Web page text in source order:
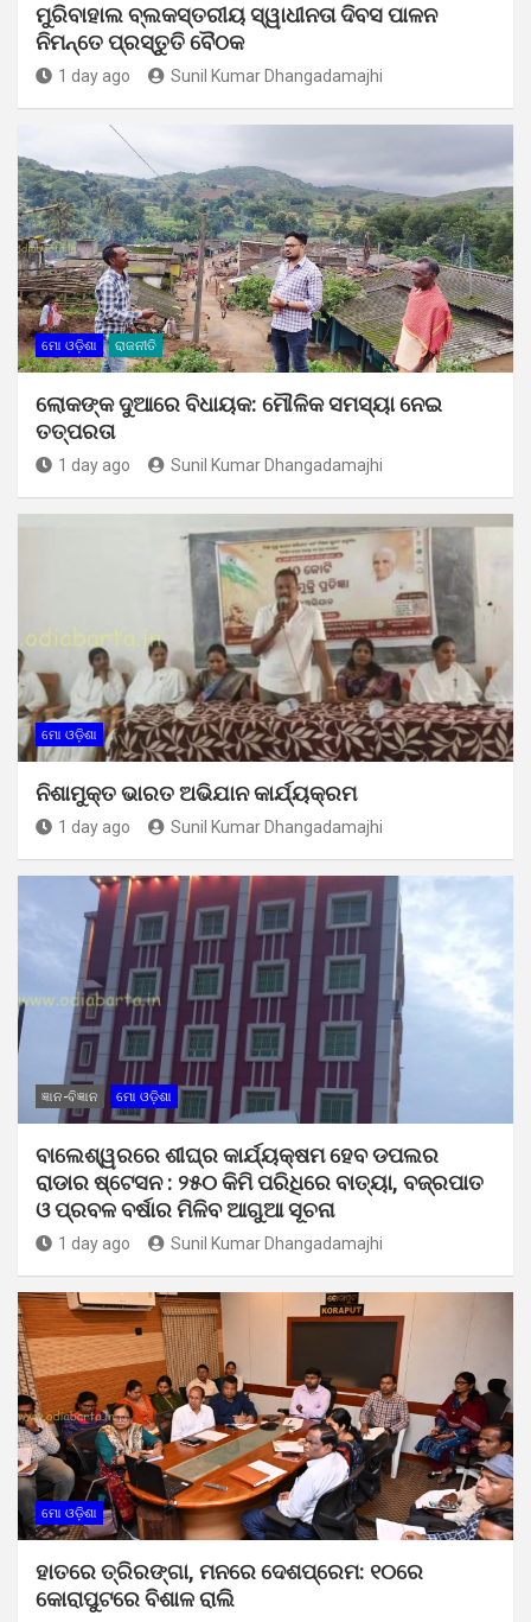
ମୁରିବାହାଲ ବ୍ଲକସ୍ତରୀୟ ସ୍ୱାଧୀନତା ଦିବସ ପାଳନ
ନିମନ୍ତେ ପ୍ରସ୍ତୁତି ବୈଠକ
1 day ago Sunil Kumar Dhangadamajhi
ମୋ ଓଡ଼ିଶା ରାଜନୀତି
ଲୋକଙ୍କ ଦୁଆରେ ବିଧାୟକ: ମୌଳିକ ସମସ୍ୟା ନେଇ
ତତ୍ପରତା
1 day ago Sunil Kumar Dhangadamajhi
ମୋ ଓଡ଼ିଶା
ନିଶାମୁକ୍ତ ଭାରତ ଅଭିଯାନ କାର୍ଯ୍ୟକ୍ରମ
1 day ago Sunil Kumar Dhangadamajhi
ଜ୍ଞାନ-ବିଜ୍ଞାନ ମୋ ଓଡ଼ିଶା
ବାଲେଶ୍ୱରରେ ଶୀଘ୍ର କାର୍ଯ୍ୟକ୍ଷମ ହେବ ଡପଲର
ରାଡାର ଷ୍ଟେସନ : ୨୫୦ କିମି ପରିଧିରେ ବାତ୍ୟା, ବଜ୍ରପାତ
ଓ ପ୍ରବଳ ବର୍ଷାର ମିଳିବ ଆଗୁଆ ସୂଚନା
1 day ago Sunil Kumar Dhangadamajhi
ମୋ ଓଡ଼ିଶା
ହାତରେ ତ୍ରିରଙ୍ଗା, ମନରେ ଦେଶପ୍ରେମ: ୧୦ରେ
କୋରାପୁଟରେ ବିଶାଳ ରାଲି